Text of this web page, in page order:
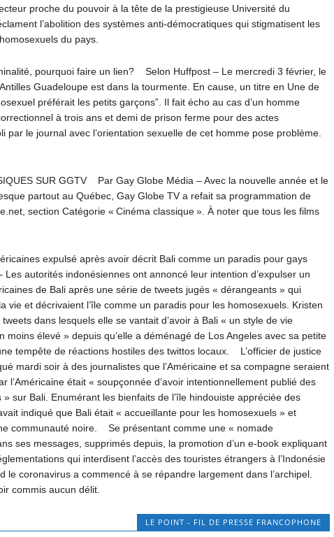
proche du pouvoir à la tête de la prestigieuse Université du
l’abolition des systèmes anti-démocratiques qui stigmatisent les
du pays.
pourquoi faire un lien? Selon Huffpost – Le mercredi 3 février, le
Guadeloupe est dans la tourmente. En cause, un titre en Une de
préférait les petits garçons”. Il fait écho au cas d’un homme
à trois ans et demi de prison ferme pour des actes
par le journal avec l’orientation sexuelle de cet homme pose problème.
SUR GGTV Par Gay Globe Média – Avec la nouvelle année et le
partout au Québec, Gay Globe TV a refait sa programmation de
section Catégorie « Cinéma classique ». À noter que tous les films
expulsé après avoir décrit Bali comme un paradis pour gays
Les autorités indonésiennes ont annoncé leur intention d’expulser un
de Bali après une série de tweets jugés « dérangeants » qui
vie et décrivaient l’île comme un paradis pour les homosexuels. Kristen
dans lesquels elle se vantait d’avoir à Bali « un style de vie
moins élevé » depuis qu’elle a déménagé de Los Angeles avec sa petite
tempête de réactions hostiles des twittos locaux. L’officier de justice
mardi soir à des journalistes que l’Américaine et sa compagne seraient
l’Américaine était « soupçonnée d’avoir intentionnellement publié des
sur Bali. Enumérant les bienfaits de l’île hindouiste appréciée des
indiqué que Bali était « accueillante pour les homosexuels » et
communauté noire. Se présentant comme une « nomade
ses messages, supprimés depuis, la promotion d’un e-book expliquant
qui interdisent l’accès des touristes étrangers à l’Indonésie
le coronavirus a commencé à se répandre largement dans l’archipel.
commis aucun délit.
LE POINT - FIL DE PRESSE FRANCOPHONE